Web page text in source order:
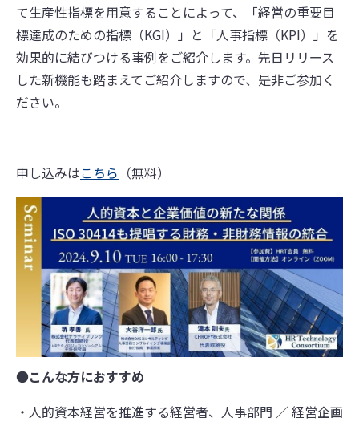
て生産性指標を用意することによって、「経営の重要目
標達成のための指標（KGI）」と「人事指標（KPI）」を
効果的に結びつける事例をご紹介します。先日リリース
した新機能も踏まえてご紹介しますので、是非ご参加く
ださい。
申し込みはこちら （無料）
●こんな方におすすめ
・人的資本経営を推進する経営者、人事部門 ／ 経営企画